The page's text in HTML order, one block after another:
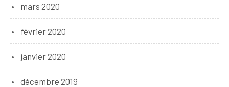
mars 2020
février 2020
janvier 2020
décembre 2019